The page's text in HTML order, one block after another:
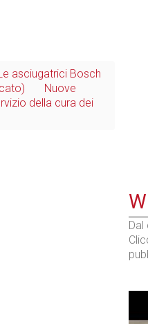
asciugatrici Bosch
Nuove
della cura dei